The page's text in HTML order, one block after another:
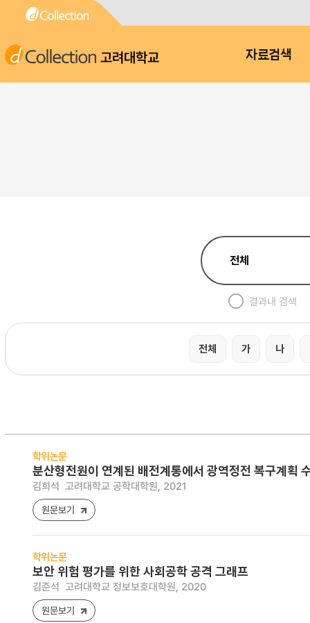
고려대학교 자료검색
결과내 검색
전체 가 나
학위논문
분산형전원이 연계된 배전계통에서 광역정전 복구계획
김희석 고려대학교 공학대학원, 2021
원문보기
학위논문
보안 위험 평가를 위한 사회공학 공격 그래프
김준석 고려대학교 정보보호대학원, 2020
원문보기